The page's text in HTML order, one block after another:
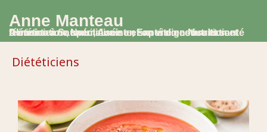
Anne Manteau
Diététicienne Nutritionniste, Experte en Nutrition et Alimentation, spécialisée en santé digestive et santé féminine à Saumur, Avoine et en visio consultation
Diététiciens